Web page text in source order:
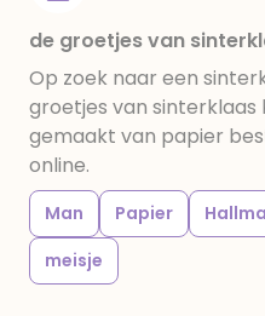
de groetjes van
Op zoek naar een
groetjes van
gemaakt van papier
online.
Man Papier
meisje